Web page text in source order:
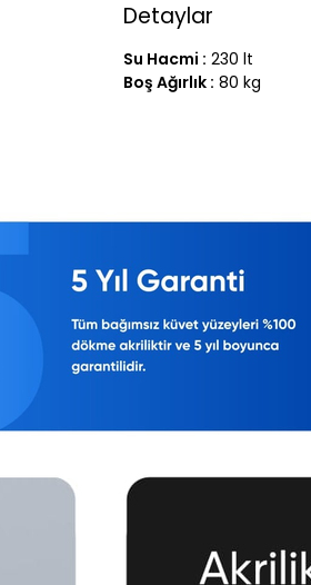
Detaylar
Su Hacmi : 230 lt
Boş Ağırlık : 80 kg